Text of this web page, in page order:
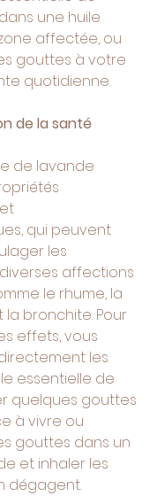
une huile
affectée, ou
gouttes à votre
quotidienne.
de la santé
de lavande
qui peuvent
les
affections
le rhume, la
la bronchite. Pour
effets, vous
les
essentielle de
quelques gouttes
à vivre ou
gouttes dans un
et inhaler les
dégagent.